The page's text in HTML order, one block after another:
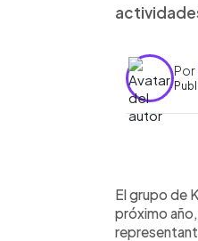
Por
►
El grupo de
próximo